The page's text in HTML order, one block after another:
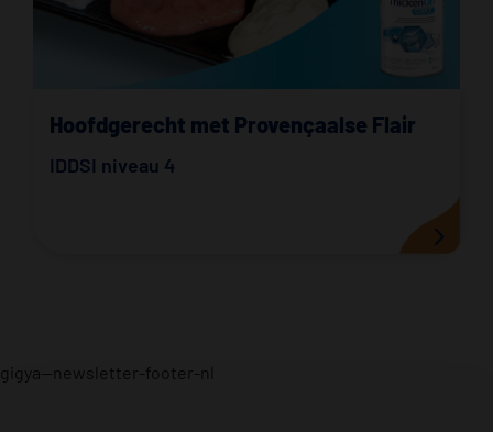
Hoofdgerecht met Provençaalse Flair
IDDSI niveau 4
gigya--newsletter-footer-nl